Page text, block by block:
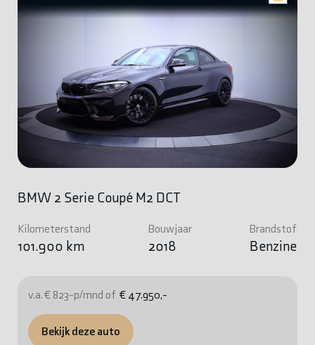
BMW 2 Serie Coupé M2 DCT
Kilometerstand
101.900 km
Bouwjaar
2018
Brandstof
Benzine
v.a. € 823-p/mnd of € 47.950,-
Bekijk deze auto